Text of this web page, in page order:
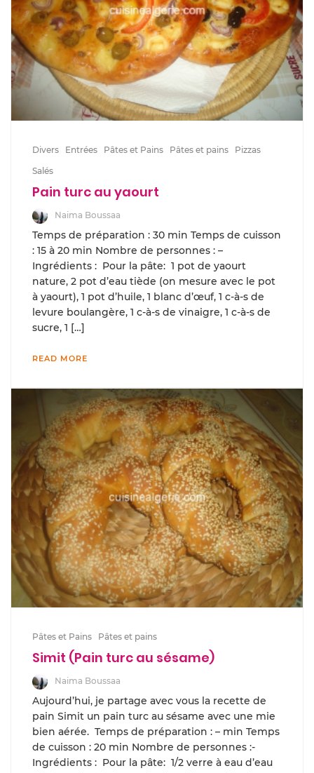
Divers Entrées Pâtes et Pains Pâtes et pains
Pizzas
Salés
Pain turc au yaourt
Naima Boussaa
Temps de préparation : 30 min Temps de cuisson
: 15 à 20 min Nombre de personnes : –
Ingrédients : Pour la pâte: 1 pot de yaourt
nature, 2 pot d’eau tiède (on mesure avec le pot
à yaourt), 1 pot d’huile, 1 blanc d’œuf, 1 c-à-s de
levure boulangère, 1 c-à-s de vinaigre, 1 c-à-s de
sucre, 1 […]
READ MORE
Pâtes et Pains Pâtes et pains
Simit (Pain turc au sésame)
Naima Boussaa
Aujourd’hui, je partage avec vous la recette de
pain Simit un pain turc au sésame avec une mie
bien aérée. Temps de préparation : – min Temps
de cuisson : 20 min Nombre de personnes :-
Ingrédients : Pour la pâte: 1/2 verre à eau d’eau